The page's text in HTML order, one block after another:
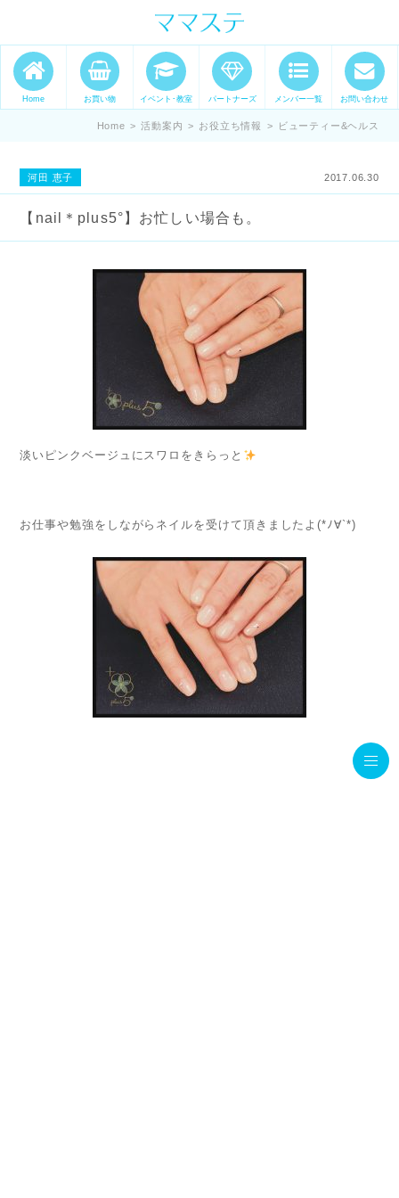
ママの才能発信します。 手づくり
表現ステージ ママステ スキル・セ
ンスを表現したいママが集まって
ます。
Home お買い物 イベント･教室 パートナーズ メンバー一覧 お問い合わせ
Home > 活動案内 > お役立ち情報 > ビューティー&ヘルス
河田 恵子 2017.06.30
【nail＊plus5°】お忙しい場合も。
淡いピンクベージュにスワロをきらっと
お仕事や勉強をしながらネイルを受けて頂きましたよ(*ﾉ∀`*)